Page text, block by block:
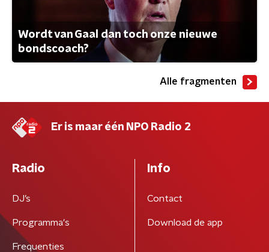
Wordt van Gaal dan toch onze nieuwe
bondscoach?
Alle fragmenten
Er is maar één NPO Radio 2
Radio
DJ’s
Programma's
Frequenties
Info
Contact
Download de app